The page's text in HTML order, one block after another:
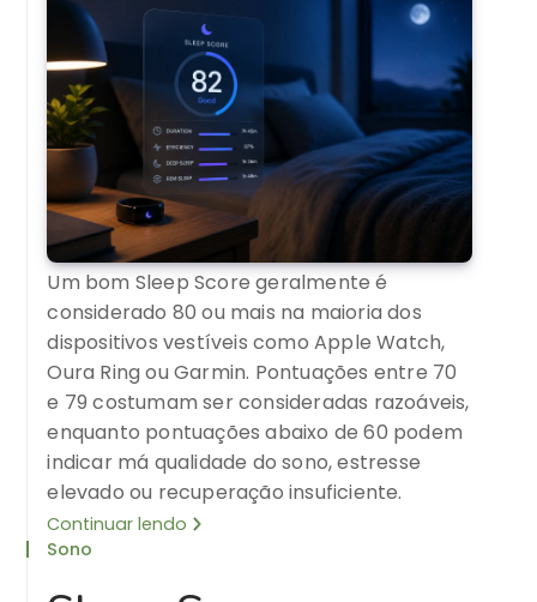
Um bom Sleep Score geralmente é
considerado 80 ou mais na maioria dos
dispositivos vestíveis como Apple Watch,
Oura Ring ou Garmin. Pontuações entre 70
e 79 costumam ser consideradas razoáveis,
enquanto pontuações abaixo de 60 podem
indicar má qualidade do sono, estresse
elevado ou recuperação insuficiente.
Continuar lendo
Sono